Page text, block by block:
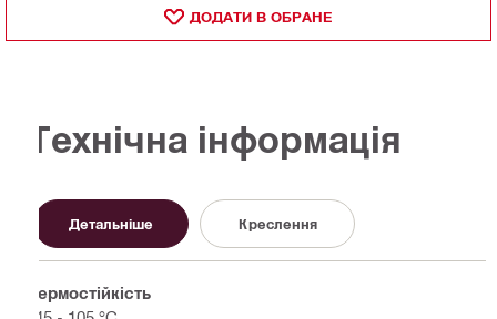
ДОДАТИ В ОБРАНЕ
Технічна інформація
Детальніше Креслення
Термостійкість